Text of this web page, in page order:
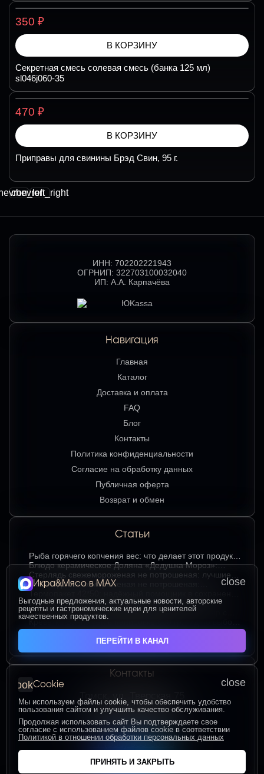
350 ₽
В КОРЗИНУ
Секретная смесь солевая смесь (банка 125 мл)
sl046j060-35
470 ₽
В КОРЗИНУ
Приправы для свинины Брэд Свин, 95 г.
chevron_right
ИНН: 702202221943
ОГРНИП: 322703100032040
ИП: А.А. Карпачёва
Навигация
Главная
Каталог
Доставка и оплата
FAQ
Блог
Контакты
Политика конфиденциальности
Согласие на обработку данных
Публичная оферта
Возврат и обмен
Статьи
Рыба горячего копчения вес: что делает этот продукт
любимым среди ценителей
Блюдо керамическое Доляна «Дедушка Мороз»:
изюминка праздничного стола в ярком красном цвете
Стерлядь свежемороженая не потрошеная: лучшие
гастрономические сочетания для насыщенного вкуса
Стерлядь свежемороженая не потрошеная:
особенности выбора и использования в кулинарии
Термопакет 42*50: надёжный помощник в сохранении
свежести и удобстве хранения
Икра зернистая осетровых рыб Exclusive 50 гр.:
секреты идеальных сочетаний для гурманов
Сыр творожный 400 гр. от Брюкке — нежный сыр с
большим гастрономическим потенциалом
Креветка Ваннамей в панировке 500 гр: гид по выбору
и вкусному приготовлению
ЧИТАТЬ ВСЕ СТАТЬИ
Контакты
Томск, ул. Тверская 75
ПОСТРОИТЬ МАРШРУТ
Пн-Пт с 10:00 до 20:00
Сб-Вс с 10:00 до 19:00
+7 (906) 955-60-93
close
Икра&Мясо в МАХ
Выгодные предложения, актуальные новости, авторские
рецепты и гастрономические идеи для ценителей
качественных продуктов.
ПЕРЕЙТИ В КАНАЛ
close
cookieCookie
Мы используем файлы cookie, чтобы обеспечить удобство
пользования сайтом и улучшить качество обслуживания.
Продолжая использовать сайт Вы подтверждаете свое
согласие с использованием файлов cookie в соответствии
Политикой в отношении обработки персональных данных
ПРИНЯТЬ И ЗАКРЫТЬ